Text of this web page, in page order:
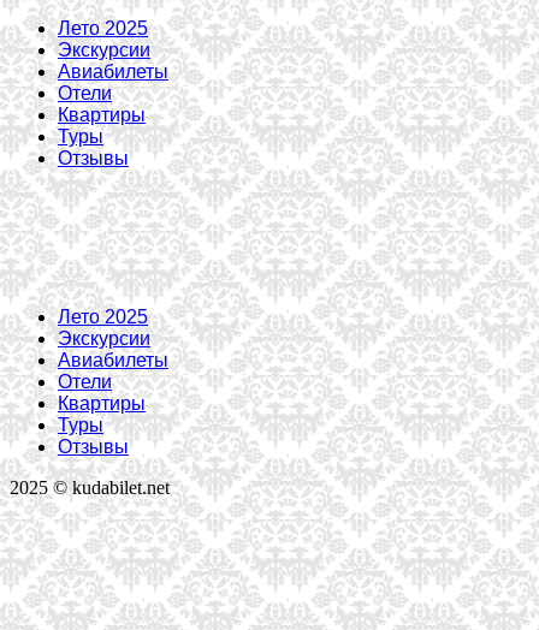
Лето 2025
Экскурсии
Авиабилеты
Отели
Квартиры
Туры
Отзывы
Лето 2025
Экскурсии
Авиабилеты
Отели
Квартиры
Туры
Отзывы
2025 © kudabilet.net